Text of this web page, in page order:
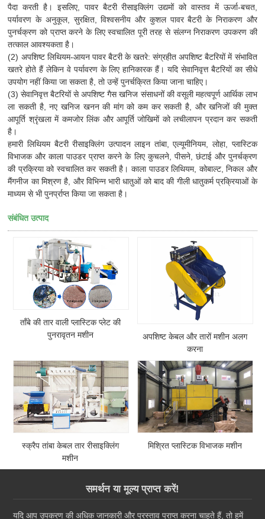
पैदा करती है। इसलिए, पावर बैटरी रीसाइक्लिंग उद्यमों को वास्तव में ऊर्जा-बचत,
पर्यावरण के अनुकूल, सुरक्षित, विश्वसनीय और कुशल पावर बैटरी के निराकरण और
पुनर्चक्रण को प्राप्त करने के लिए स्वचालित पूरी तरह से संलग्न निराकरण उपकरण की
तत्काल आवश्यकता है।
(2) अपशिष्ट लिथियम-आयन पावर बैटरी के खतरे: संग्रहीत अपशिष्ट बैटरियों में संभावित
खतरे होते हैं लेकिन वे पर्यावरण के लिए हानिकारक हैं। यदि सेवानिवृत्त बैटरियों का सीधे
उपयोग नहीं किया जा सकता है, तो उन्हें पुनर्चक्रित किया जाना चाहिए।
(3) सेवानिवृत्त बैटरियों से अपशिष्ट गैस खनिज संसाधनों की वसूली महत्वपूर्ण आर्थिक लाभ
ला सकती है, नए खनिज खनन की मांग को कम कर सकती है, और खनिजों की मुक्त
आपूर्ति श्रृंखला में कमजोर लिंक और आपूर्ति जोखिमों को लचीलापन प्रदान कर सकती
है।
हमारी लिथियम बैटरी रीसाइक्लिंग उत्पादन लाइन तांबा, एल्यूमीनियम, लोहा, प्लास्टिक
विभाजक और काला पाउडर प्राप्त करने के लिए कुचलने, पीसने, छंटाई और पुनर्चक्रण
की प्रक्रिया को स्वचालित कर सकती है। काला पाउडर लिथियम, कोबाल्ट, निकल और
मैंगनीज का मिश्रण है, और विभिन्न भारी धातुओं को बाद की गीली धातुकर्म प्रक्रियाओं के
माध्यम से भी पुनर्प्राप्त किया जा सकता है।
संबंधित उत्पाद
ताँबे की तार वाली प्लास्टिक प्लेट की
पुनरावृतन मशीन
अपशिष्ट केबल और तारों मशीन अलग
करना
स्क्रैप तांबा केबल तार रीसाइक्लिंग
मशीन
मिश्रित प्लास्टिक विभाजक मशीन
समर्थन या मूल्य प्राप्त करें!
यदि आप उपकरण की अधिक जानकारी और प्रस्ताव प्राप्त करना चाहते हैं, तो हमें